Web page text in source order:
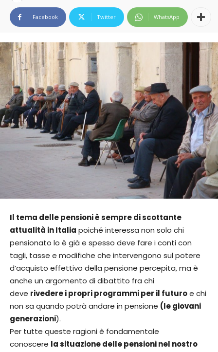
Facebook Twitter WhatsApp
Il tema delle pensioni è sempre di scottante
attualità in Italia poiché interessa non solo chi
pensionato lo è già e spesso deve fare i conti con
tagli, tasse e modifiche che intervengono sul potere
d’acquisto effettivo della pensione percepita, ma è
anche un argomento di dibattito fra chi
deve rivedere i propri programmi per il futuroe chi
non sa quando potrà andare in pensione (le giovani
generazioni).
Per tutte queste ragioni è fondamentale
conoscere la situazione delle pensioni nel nostro